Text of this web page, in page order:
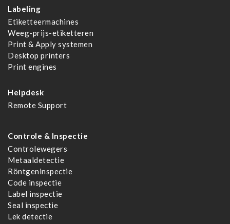
Labeling
Etiketteermachines
Weeg-prijs-etiketteren
Print & Apply systemen
Desktop printers
Print engines
Helpdesk
Remote Support
Controle & Inspectie
Controlewegers
Metaaldetectie
Röntgeninspectie
Code inspectie
Label inspectie
Seal inspectie
Lek detectie